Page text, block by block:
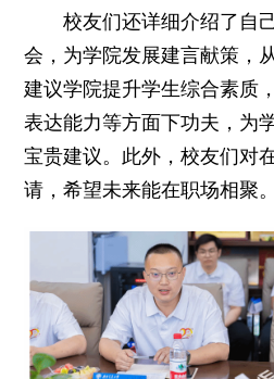
校友们还详细介绍了自
会，为学院发展建言献策，
建议学院提升学生综合素质
表达能力等方面下功夫，为
宝贵建议。此外，校友们对
请，希望未来能在职场相聚。